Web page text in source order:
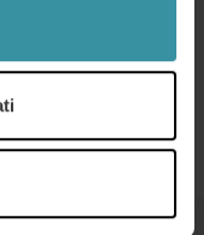
attività quotidiane.
up per la
sul campo.
un